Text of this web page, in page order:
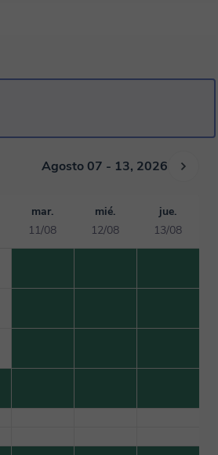
y sistemas para
quieras dominar Excel desde cero,
profesionales o mejorar tus
Agosto 07 - 13, 2026
mar.
11/08
mié.
12/08
jue.
13/08